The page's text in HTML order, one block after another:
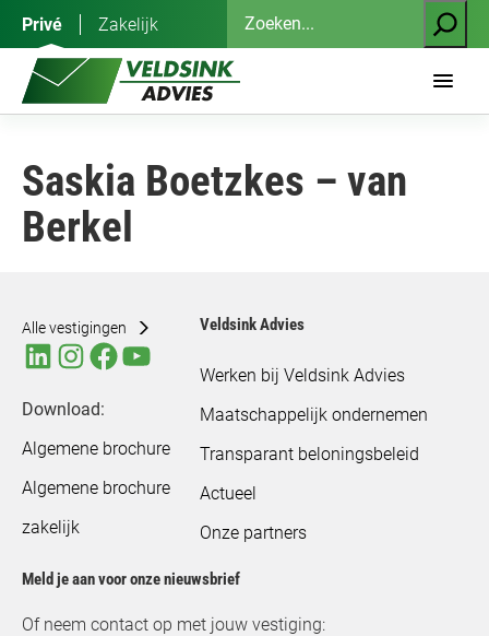
inhoud
Privé Zakelijk
Zoeken
Saskia Boetzkes – van
Berkel
Alle vestigingen
Download:
Algemene brochure
Algemene brochure
zakelijk
Veldsink Advies
Werken bij Veldsink Advies
Maatschappelijk ondernemen
Transparant beloningsbeleid
Actueel
Onze partners
Meld je aan voor onze nieuwsbrief
Of neem contact op met jouw vestiging: